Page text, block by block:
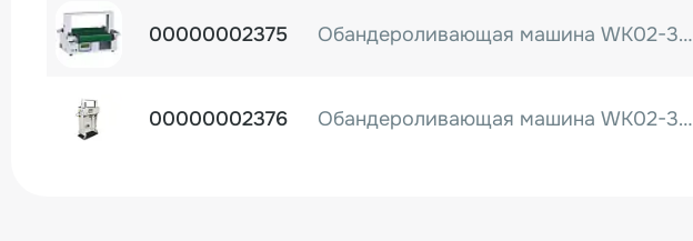
00000002375 Обандероливающая машина WK02-30A
00000002376 Обандероливающая машина WK02-30B